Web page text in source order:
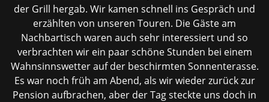
der Grill hergab. Wir kamen schnell ins Gespräch und
erzählten von unseren Touren. Die Gäste am
Nachbartisch waren auch sehr interessiert und so
verbrachten wir ein paar schöne Stunden bei einem
Wahnsinnswetter auf der beschirmten Sonnenterasse.
Es war noch früh am Abend, als wir wieder zurück zur
Pension aufbrachen, aber der Tag steckte uns doch in